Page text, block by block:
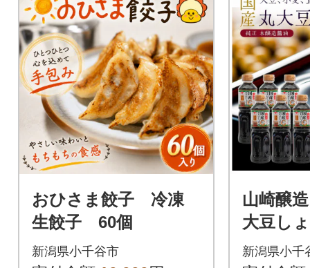
おひさま餃子 冷凍
生餃子 60個
新潟県小千谷市
山崎醸
大豆し
6本セッ
新潟県小千